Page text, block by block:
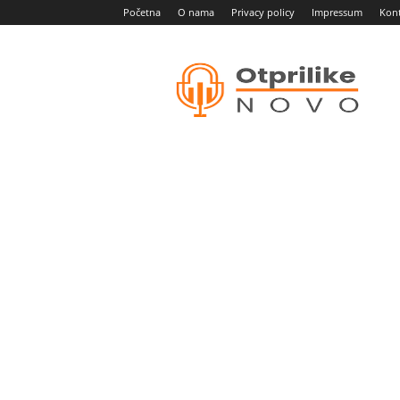
Početna O nama Privacy policy Impressum
novo